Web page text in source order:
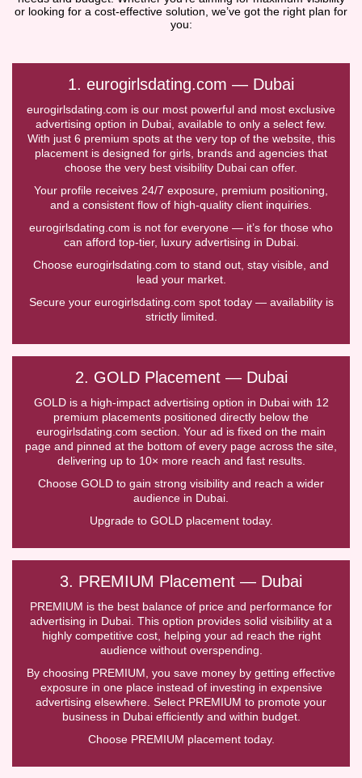
or looking for a cost-effective solution, we’ve got the right plan for
you:
1. eurogirlsdating.com — Dubai
eurogirlsdating.com is our most powerful and most exclusive
advertising option in Dubai, available to only a select few.
With just 6 premium spots at the very top of the website, this
placement is designed for girls, brands and agencies that
choose the very best visibility Dubai can offer.
Your profile receives 24/7 exposure, premium positioning,
and a consistent flow of high-quality client inquiries.
eurogirlsdating.com is not for everyone — it’s for those who
can afford top-tier, luxury advertising in Dubai.
Choose eurogirlsdating.com to stand out, stay visible, and
lead your market.
Secure your eurogirlsdating.com spot today — availability is
strictly limited.
2. GOLD Placement — Dubai
GOLD is a high-impact advertising option in Dubai with 12
premium placements positioned directly below the
eurogirlsdating.com section. Your ad is fixed on the main
page and pinned at the bottom of every page across the site,
delivering up to 10× more reach and fast results.
Choose GOLD to gain strong visibility and reach a wider
audience in Dubai.
Upgrade to GOLD placement today.
3. PREMIUM Placement — Dubai
PREMIUM is the best balance of price and performance for
advertising in Dubai. This option provides solid visibility at a
highly competitive cost, helping your ad reach the right
audience without overspending.
By choosing PREMIUM, you save money by getting effective
exposure in one place instead of investing in expensive
advertising elsewhere. Select PREMIUM to promote your
business in Dubai efficiently and within budget.
Choose PREMIUM placement today.